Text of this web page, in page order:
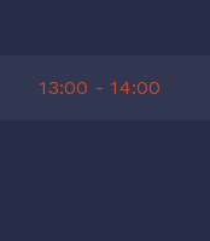
13:00 - 14:00